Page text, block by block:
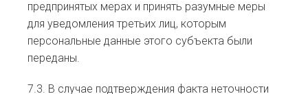
предпринятых мерах и принять разумные меры
для уведомления третьих лиц, которым
персональные данные этого субъекта были
переданы.
7.3. В случае подтверждения факта неточности